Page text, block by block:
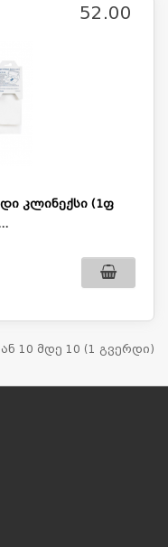
52.00
კლინექსი (1ფ
10 მდე 10 (1 გვერდი)